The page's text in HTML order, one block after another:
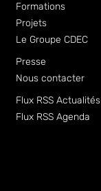
Formations
Projets
Le Groupe CDEC
Presse
Nous contacter
Flux RSS Actualités
Flux RSS Agenda